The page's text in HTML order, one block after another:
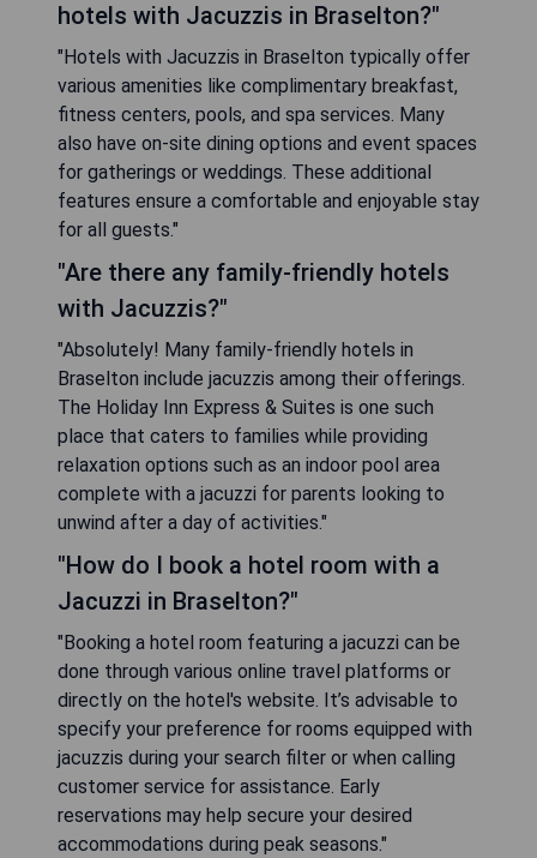
hotels with Jacuzzis in Braselton?"
"Hotels with Jacuzzis in Braselton typically offer
various amenities like complimentary breakfast,
fitness centers, pools, and spa services. Many
also have on-site dining options and event spaces
for gatherings or weddings. These additional
features ensure a comfortable and enjoyable stay
for all guests."
"Are there any family-friendly hotels
with Jacuzzis?"
"Absolutely! Many family-friendly hotels in
Braselton include jacuzzis among their offerings.
The Holiday Inn Express & Suites is one such
place that caters to families while providing
relaxation options such as an indoor pool area
complete with a jacuzzi for parents looking to
unwind after a day of activities."
"How do I book a hotel room with a
Jacuzzi in Braselton?"
"Booking a hotel room featuring a jacuzzi can be
done through various online travel platforms or
directly on the hotel's website. It’s advisable to
specify your preference for rooms equipped with
jacuzzis during your search filter or when calling
customer service for assistance. Early
reservations may help secure your desired
accommodations during peak seasons."